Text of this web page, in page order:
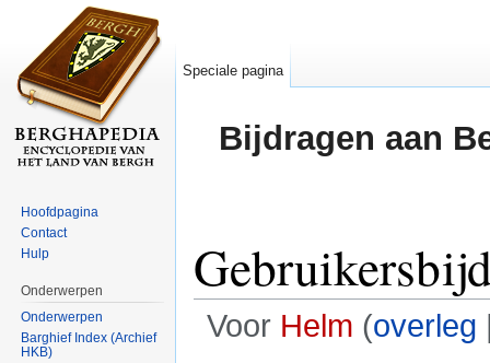
Bijdragen aan
Voor Helm (overleg
Speciale pagina
Hoofdpagina
Contact
Hulp
Onderwerpen
Onderwerpen
Barghief Index (Archief
HKB)